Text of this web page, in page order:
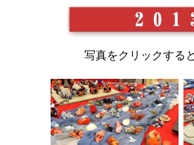
写真をクリックする